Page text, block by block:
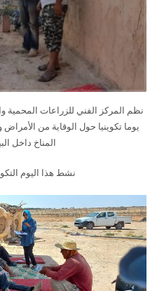
يوما تكوينيا حول الوقاية من
المناخ داخل
نشط هذا اليوم